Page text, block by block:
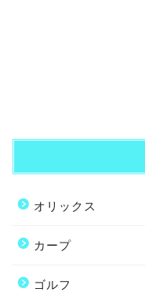
オリックス
カープ
ゴルフ